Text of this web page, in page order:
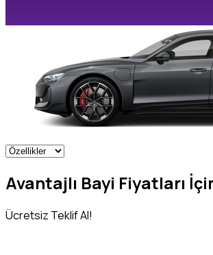
Avantajlı Bayi Fiyatları
Ücretsiz Teklif Al!